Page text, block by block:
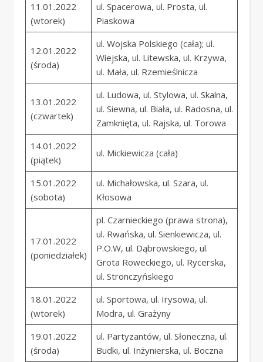
11.01.2022
(wtorek)
ul. Spacerowa, ul. Prosta, ul.
Piaskowa
12.01.2022
(środa)
ul. Wojska Polskiego (cała); ul.
Wiejska, ul. Litewska, ul. Krzywa,
ul. Mała, ul. Rzemieślnicza
13.01.2022
(czwartek)
ul. Ludowa, ul. Stylowa, ul. Skalna,
ul. Siewna, ul. Biała, ul. Radosna, ul.
Zamknięta, ul. Rajska, ul. Torowa
14.01.2022
(piątek)
ul. Mickiewicza (cała)
15.01.2022
(sobota)
ul. Michałowska, ul. Szara, ul.
Kłosowa
17.01.2022
(poniedziałek)
pl. Czarnieckiego (prawa strona),
ul. Rwańska, ul. Sienkiewicza, ul.
P.O.W, ul. Dąbrowskiego, ul.
Grota Roweckiego, ul. Rycerska,
ul. Stronczyńskiego
18.01.2022
(wtorek)
ul. Sportowa, ul. Irysowa, ul.
Modra, ul. Grażyny
19.01.2022
(środa)
ul. Partyzantów, ul. Słoneczna, ul.
Budki, ul. Inżynierska, ul. Boczna